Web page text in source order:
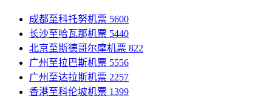
成都至科托努机票 5600
长沙至哈瓦那机票 5440
北京至斯德哥尔摩机票 822
广州至拉巴斯机票 5556
广州至达拉斯机票 2257
香港至科伦坡机票 1399